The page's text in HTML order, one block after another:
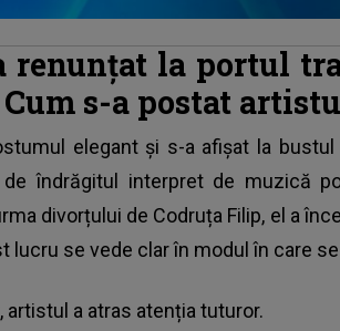
renunțat la portul
s-a postat
elegant și s-a afișat la
îndrăgitul interpret de muzică
divorțului de Codruța Filip, el a
lucru se vede clar în modul în care
a atras atenția tuturor.